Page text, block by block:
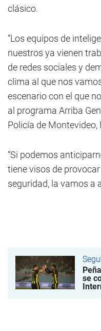
clásico.
“Los equipos de
nuestros ya vienen
de redes sociales y
clima al que nos
escenario con el que
al programa Arriba
Policía de Montevideo,
“Si podemos
tiene visos de
seguridad, la vamos a
se